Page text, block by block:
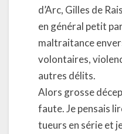
d’Arc, Gilles de
en général petit
maltraitance
volontaires,
autres délits.
Alors grosse
faute. Je pensais
tueurs en série et